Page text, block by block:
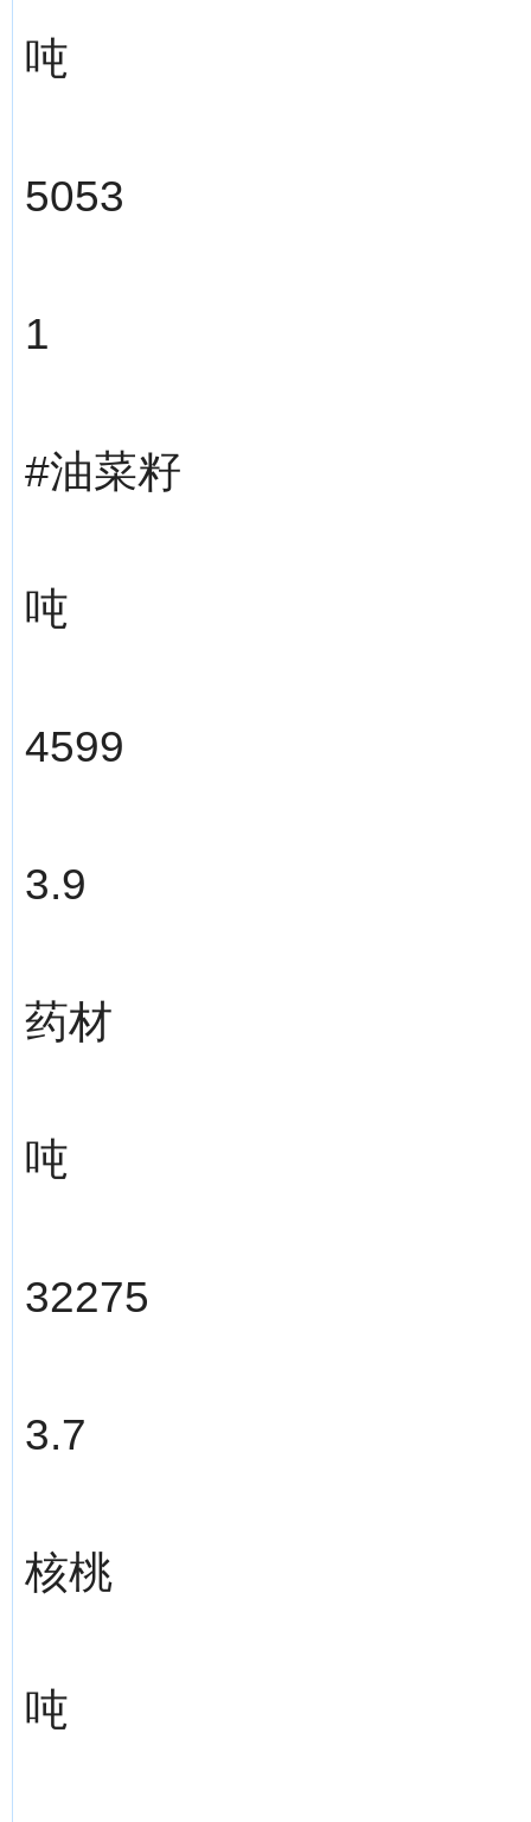
吨
5053
1
#油菜籽
吨
4599
3.9
药材
吨
32275
3.7
核桃
吨